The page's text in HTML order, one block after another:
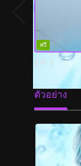
ฟรี
EP 1
ตัวอย่าง